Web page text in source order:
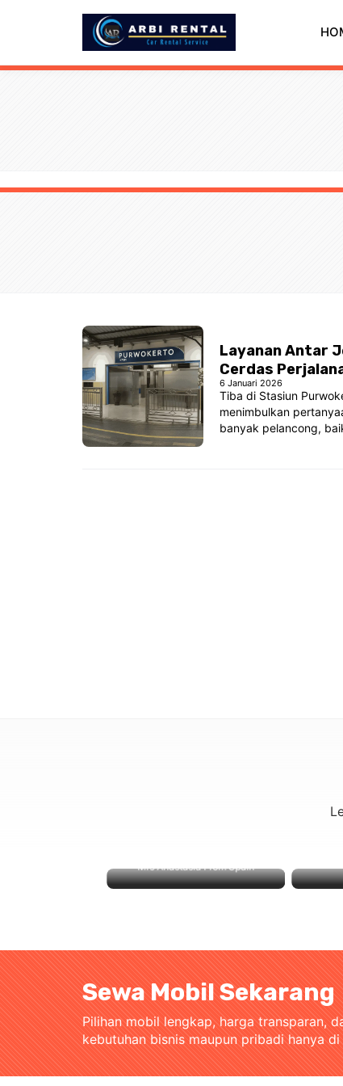
Layanan Antar
Cerdas
6 Januari 2026
Tiba di Stasiun
menimbulkan
banyak pelancong,
Mrs Anastasia From Spain
Sewa Mobil Sekarang
Pilihan mobil lengkap, harga transparan,
kebutuhan bisnis maupun pribadi hanya